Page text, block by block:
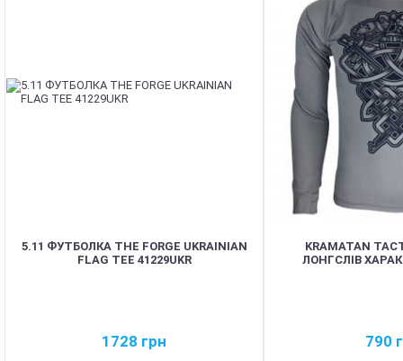
5.11 ФУТБОЛКА THE FORGE UKRAINIAN
FLAG TEE 41229UKR
1728 грн
KRAMATAN
ЛОНГСЛІВ
790